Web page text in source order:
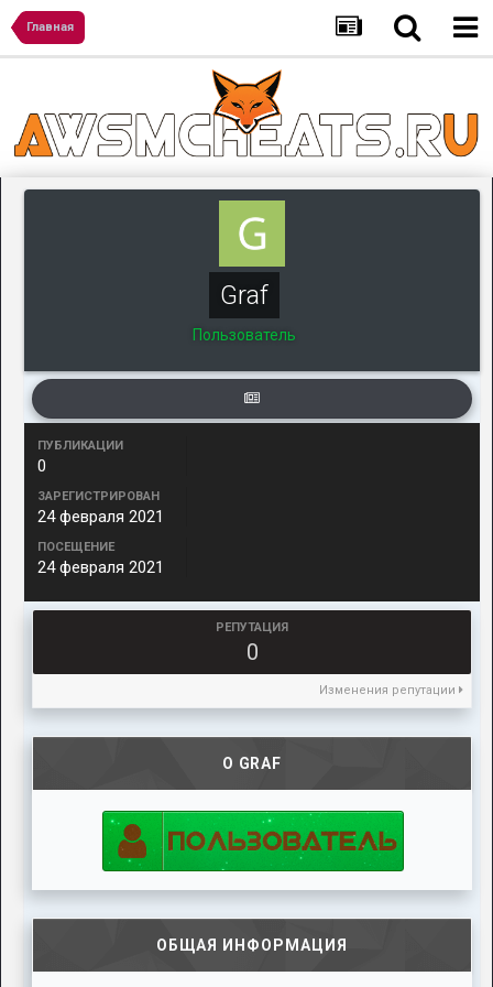
Главная
Graf
Пользователь
ПУБЛИКАЦИИ
0
ЗАРЕГИСТРИРОВАН
24 февраля 2021
ПОСЕЩЕНИЕ
24 февраля 2021
РЕПУТАЦИЯ
0
Изменения репутации
О GRAF
ОБЩАЯ ИНФОРМАЦИЯ